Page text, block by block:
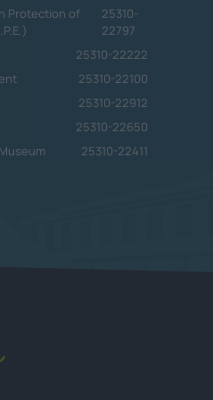
Protection of
25310-
22797
25310-22222
25310-22100
25310-22912
25310-22650
25310-22411